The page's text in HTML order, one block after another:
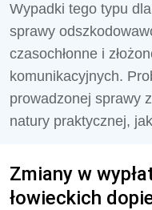
Wypadki tego typu
sprawy
czasochłonne i
komunikacyjnych.
prowadzonej sprawy
natury praktycznej,
Zmiany w
łowieckich